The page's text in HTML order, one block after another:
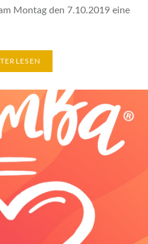
Montag den 7.10.2019 eine